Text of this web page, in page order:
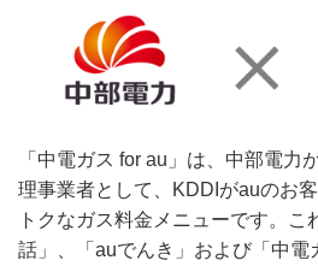
「中電ガス for au」は、中部電力
理事業者として、KDDIがauのお
トクなガス料金メニューです。こ
話」、「auでんき」および「中電